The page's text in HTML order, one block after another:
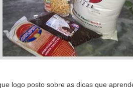
logo posto sobre as dicas que